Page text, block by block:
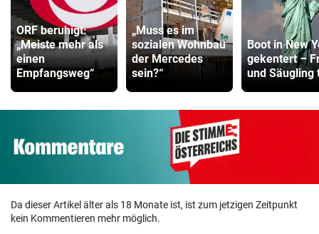
ORF beruhigt:
„Meiste mehr als
einen
Empfangsweg“
„Muss es im
sozialen Wohnbau
der Mercedes
sein?“
Boot in New
gekentert –
und Säugling
Da dieser Artikel älter als 18 Monate ist, ist zum jetzigen Zeitpunkt
kein Kommentieren mehr möglich.